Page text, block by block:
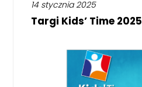
14 stycznia 2025
Targi Kids’ Time 2025